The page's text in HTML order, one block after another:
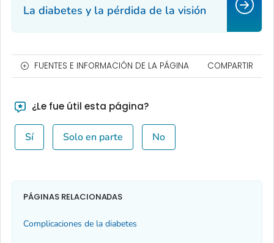
La diabetes y la pérdida de la visión
FUENTES E INFORMACIÓN DE LA PÁGINA COMPARTIR
¿Le fue útil esta página?
Sí Solo en parte No
PÁGINAS RELACIONADAS
Complicaciones de la diabetes